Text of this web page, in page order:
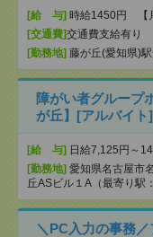
[給 与] 時給1450円 【
[交通費]交通費支給有り
[勤務地] 藤が丘(愛知県)
障がい者グループ
が丘】[アルバイト]
[給 与] 日給7,125円～
[勤務地] 愛知県名古屋市
丘ASビル１A（最寄り駅
＼PC入力の事務